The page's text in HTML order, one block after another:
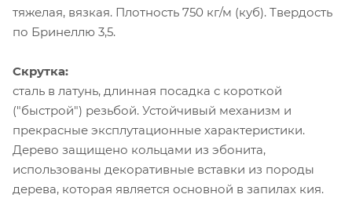
тяжелая, вязкая. Плотность 750 кг/м (куб). Твердость
по Бринеллю 3,5.
Скрутка:
сталь в латунь, длинная посадка с короткой
("быстрой") резьбой. Устойчивый механизм и
прекрасные эксплутационные характеристики.
Дерево защищено кольцами из эбонита,
использованы декоративные вставки из породы
дерева, которая является основной в запилах кия.